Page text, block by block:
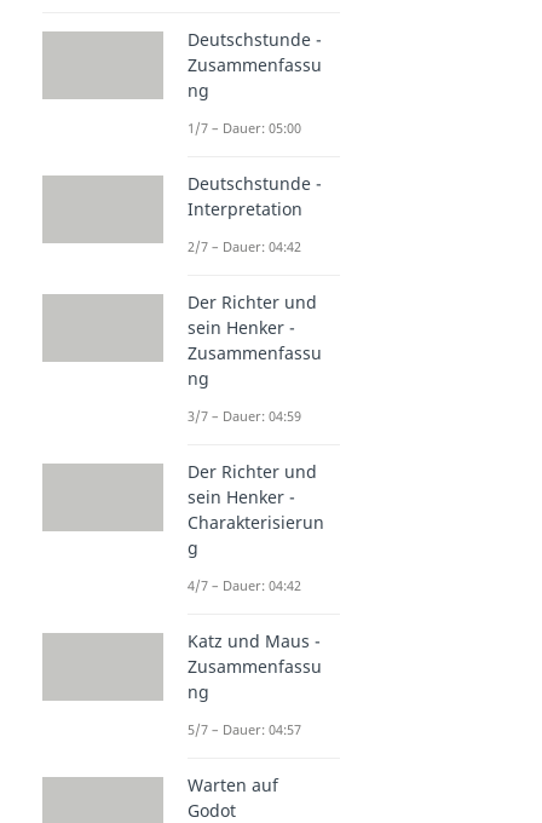
Deutschstunde -
Zusammenfassu
ng
1/7 – Dauer: 05:00
Deutschstunde -
Interpretation
2/7 – Dauer: 04:42
Der Richter und
sein Henker -
Zusammenfassu
ng
3/7 – Dauer: 04:59
Der Richter und
sein Henker -
Charakterisierun
g
4/7 – Dauer: 04:42
Katz und Maus -
Zusammenfassu
ng
5/7 – Dauer: 04:57
Warten auf
Godot